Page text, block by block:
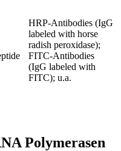
HRP-Antibodies (IgG
labeled with horse
radish peroxidase);
FITC-Antibodies
(IgG labeled with
FITC); u.a.
Polymerasen